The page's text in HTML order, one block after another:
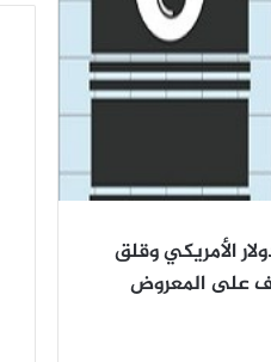
الأمريكي وقلق
على المعروض